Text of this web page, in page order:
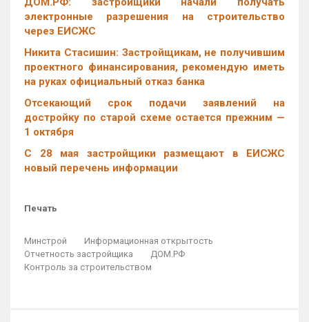
электронные разрешения на строительство
через ЕИСЖС
Никита Стасишин: Застройщикам, не получившим
проектного финансирования, рекомендую иметь
на руках официальный отказ банка
Отсекающий срок подачи заявлений на
достройку по старой схеме остается прежним —
1 октября
С 28 мая застройщики размещают в ЕИСЖС
новый перечень информации
Печать
Минстрой
Информационная открытость
Отчетность застройщика
ДОМ.РФ
Контроль за строительством